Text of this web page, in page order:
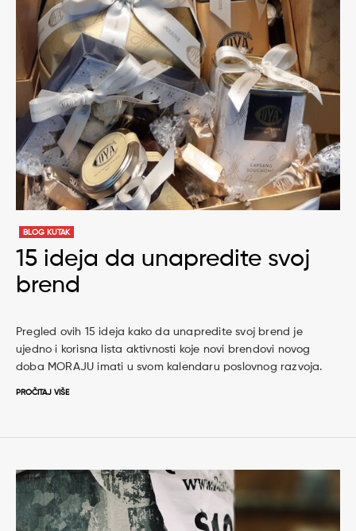
BLOG KUTAK
15 ideja da unapredite svoj
brend
Pregled ovih 15 ideja kako da unapredite svoj brend je
ujedno i korisna lista aktivnosti koje novi brendovi novog
doba MORAJU imati u svom kalendaru poslovnog razvoja.
PROČITAJ VIŠE